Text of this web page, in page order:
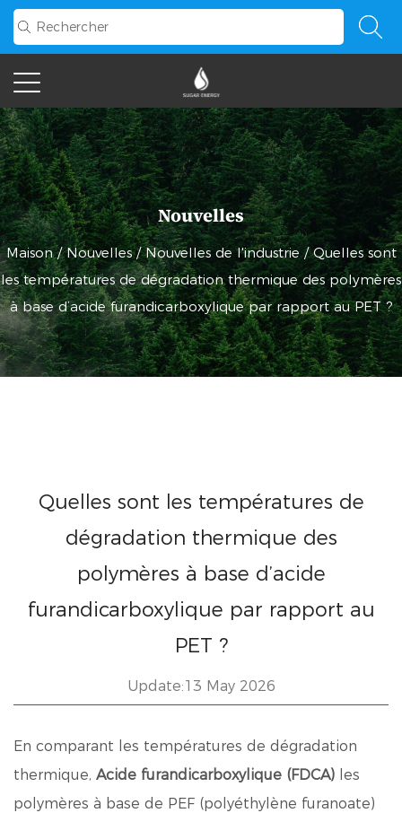
Nouvelles
Maison/Nouvelles/Nouvelles de l'industrie/Quelles sont
les températures de dégradation thermique des polymères
à base d’acide furandicarboxylique par rapport au PET ?
Quelles sont les températures de
dégradation thermique des
polymères à base d’acide
furandicarboxylique par rapport au
PET ?
Update:13 May 2026
En comparant les températures de dégradation
thermique, Acide furandicarboxylique (FDCA) les
polymères à base de PEF (polyéthylène furanoate)